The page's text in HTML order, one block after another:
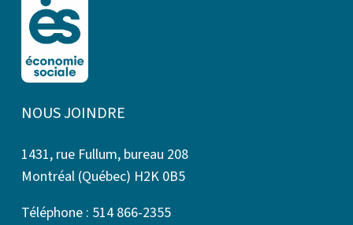
NOUS JOINDRE
1431, rue Fullum, bureau 208
Montréal (Québec) H2K 0B5
Téléphone : 514 866-2355